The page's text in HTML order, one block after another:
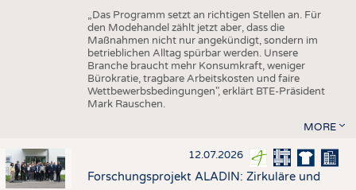
„Das Programm setzt an richtigen Stellen an. Für
den Modehandel zählt jetzt aber, dass die
Maßnahmen nicht nur angekündigt, sondern im
betrieblichen Alltag spürbar werden. Unsere
Branche braucht mehr Konsumkraft, weniger
Bürokratie, tragbare Arbeitskosten und faire
Wettbewerbsbedingungen", erklärt BTE-Präsident
Mark Rauschen.
MORE
12.07.2026
Forschungsprojekt ALADIN: Zirkuläre und